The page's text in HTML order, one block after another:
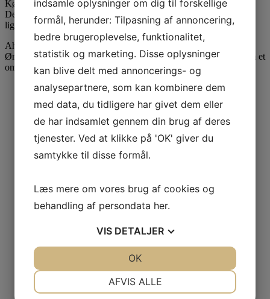
Københavns Universitet, SmartLearning og N. Zahles Skole.
Derudover er området populært blandt mange typer virksomheder
ligesom der er flere daginstitutioner tæt på.
Ahlefeldtsgade støder op til rekreative områder såsom
Ørstedsparken, Botanisk Have og Søerne. Kort sagt er der tale om et
område, som byder på alt hvad en lejer kan ønske sig.
indsamle oplysninger om dig til forskellige
formål, herunder: Tilpasning af annoncering,
bedre brugeroplevelse, funktionalitet,
statistik og marketing. Disse oplysninger
kan blive delt med annoncerings- og
analysepartnere, som kan kombinere dem
med data, du tidligere har givet dem eller
de har indsamlet gennem din brug af deres
tjenester. Ved at klikke på 'OK' giver du
samtykke til disse formål.
Læs mere om vores brug af cookies og
behandling af persondata her.
VIS DETALJER
AFVIS ALLE
OK